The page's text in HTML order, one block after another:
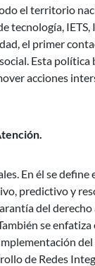
el territorio
tecnología,
el primer
Esta
acciones
En él se
predictivo y
del
se
de Redes